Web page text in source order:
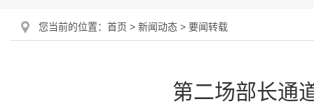
您当前的位置： 首页 > 新闻动态 > 要闻转载
第二场部长通